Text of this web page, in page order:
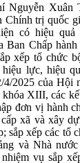
Nguyễn
Chính trị quốc
có hiệu
Ban Chấp
xếp tổ chức
lực, hiệu
4/2025 của Hội
XIII, các
đơn vị hành
xã và xây
sắp xếp các tổ
và Nhà
vụ sắp